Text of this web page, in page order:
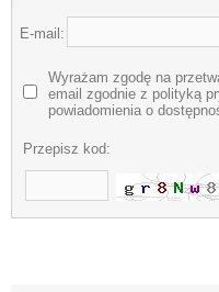
E-mail:
Wyrażam zgodę na
email zgodnie z polityką
powiadomienia o
Przepisz kod: